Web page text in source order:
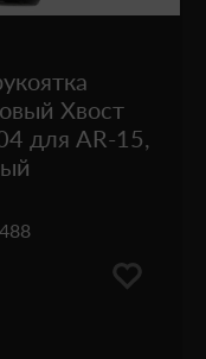
Хвост
для AR-15,